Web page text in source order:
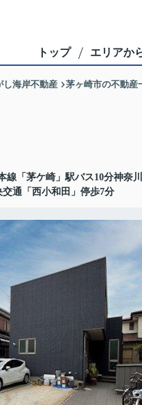
トップ エリアか
し海岸不動産 茅ヶ崎市の不動産
線「茅ケ崎」駅バス10分神奈
通「西小和田」停歩7分